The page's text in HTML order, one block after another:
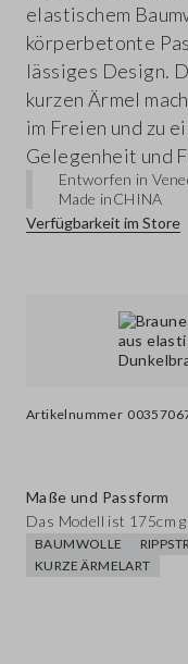
Artikelnummer
elastischem
körperbetonte
lässiges Design.
kurzen Ärmel
im Freien und zu
Gelegenheit und
Entworfen in
Made inCHINA
Verfügbarkeit im Store
Maße und Passform
Das Modell ist 175cm
BAUMWOLLE
KURZE ÄRMELART